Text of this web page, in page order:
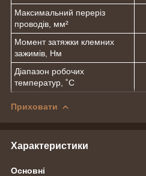
Максимальний переріз
проводів, мм²
Момент затяжки клемних
зажимів, Нм
Діапазон робочих
температур, ˚С
Приховати
Характеристики
Основні